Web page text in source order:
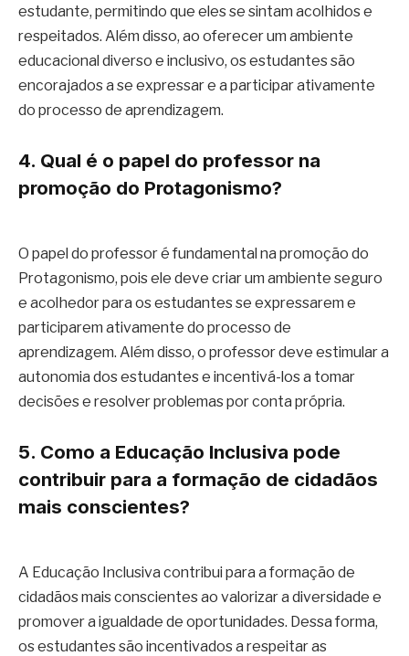
estudante, permitindo que eles se sintam acolhidos e
respeitados. Além disso, ao oferecer um ambiente
educacional diverso e inclusivo, os estudantes são
encorajados a se expressar e a participar ativamente
do processo de aprendizagem.
4. Qual é o papel do professor na
promoção do Protagonismo?
O papel do professor é fundamental na promoção do
Protagonismo, pois ele deve criar um ambiente seguro
e acolhedor para os estudantes se expressarem e
participarem ativamente do processo de
aprendizagem. Além disso, o professor deve estimular a
autonomia dos estudantes e incentivá-los a tomar
decisões e resolver problemas por conta própria.
5. Como a Educação Inclusiva pode
contribuir para a formação de cidadãos
mais conscientes?
A Educação Inclusiva contribui para a formação de
cidadãos mais conscientes ao valorizar a diversidade e
promover a igualdade de oportunidades. Dessa forma,
os estudantes são incentivados a respeitar as